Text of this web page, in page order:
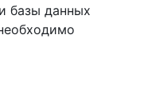
базы данных